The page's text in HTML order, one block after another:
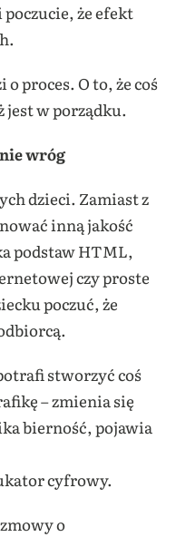
że efekt
proces. O to, że coś
jest w porządku.
wróg
dzieci. Zamiast z
inną jakość
podstaw HTML,
czy proste
poczuć, że
stworzyć coś
– zmienia się
bierność, pojawia
cyfrowy.
o